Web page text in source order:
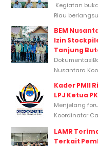
Kegiatan
Riau
BEM
Izin
Tanjung
Nusantara
Kader PMII
LPJ Ketua
Menjelang
Koordinator
LAMR
Terkait